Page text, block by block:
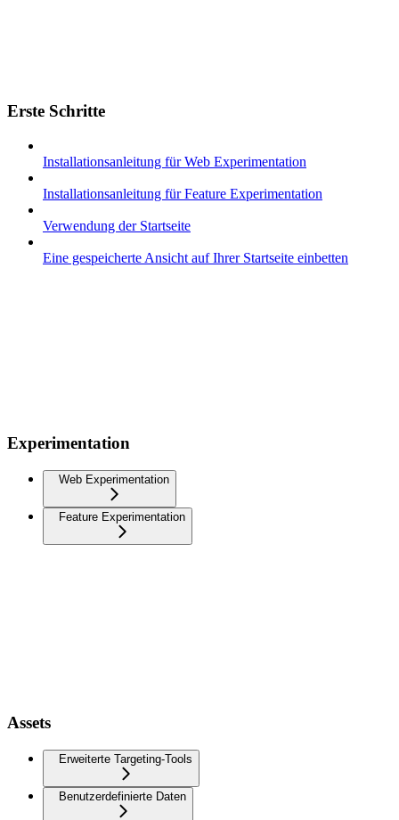
Erste Schritte
Installationsanleitung für Web Experimentation
Installationsanleitung für Feature Experimentation
Verwendung der Startseite
Eine gespeicherte Ansicht auf Ihrer Startseite einbetten
Experimentation
Web Experimentation
Feature Experimentation
Assets
Erweiterte Targeting-Tools
Benutzerdefinierte Daten